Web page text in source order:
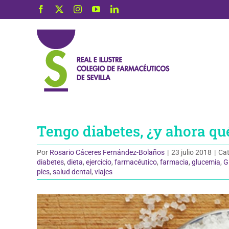
Facebook InstagramYouTubeLinkedIn
Tengo diabetes, ¿y ahora
Por Rosario Cáceres Fernández-Bolaños | 23 julio 2018 |
diabetes, dieta, ejercicio, farmacéutico, farmacia, glucemia,
pies, salud dental , viajes
Ver
imagen
más